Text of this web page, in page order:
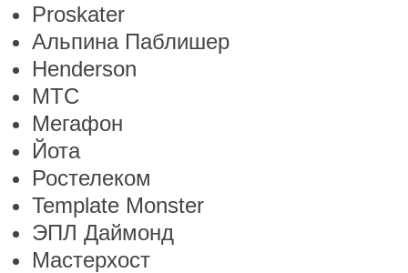
Proskater
Альпина Паблишер
Henderson
МТС
Мегафон
Йота
Ростелеком
Template Monster
ЭПЛ Даймонд
Мастерхост